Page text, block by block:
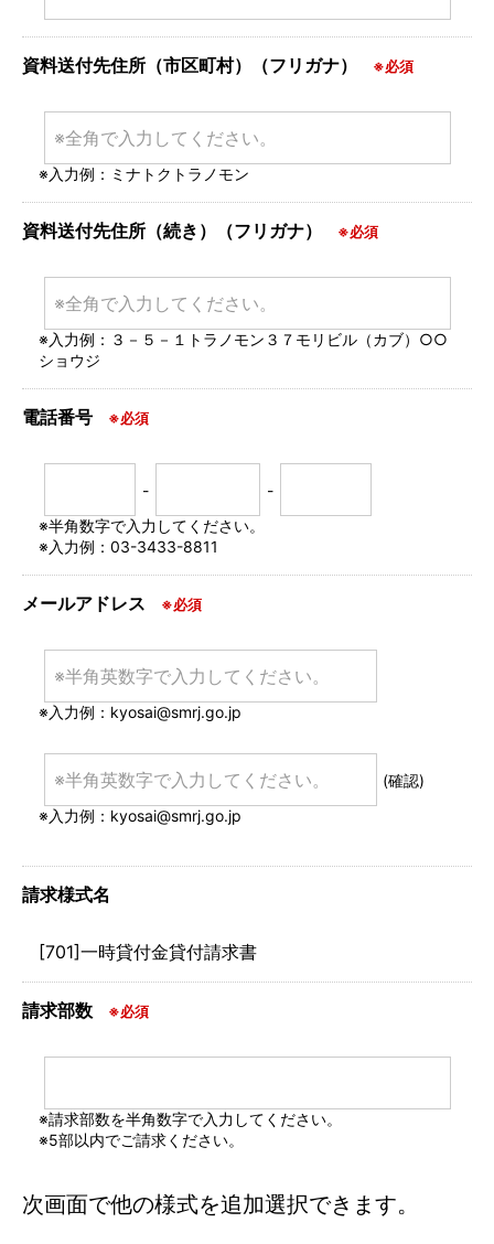
資料送付先住所（市区町村）（フリガナ） ※必須
※入力例：ミナトクトラノモン
資料送付先住所（続き）（フリガナ） ※必須
※入力例：３－５－１トラノモン３７モリビル（カブ）○○
ショウジ
電話番号 ※必須
-
-
※半角数字で入力してください。
※入力例：03-3433-8811
メールアドレス ※必須
※入力例：kyosai@smrj.go.jp
(確認)
※入力例：kyosai@smrj.go.jp
請求様式名
[701]一時貸付金貸付請求書
請求部数 ※必須
※請求部数を半角数字で入力してください。
※5部以内でご請求ください。
次画面で他の様式を追加選択できます。